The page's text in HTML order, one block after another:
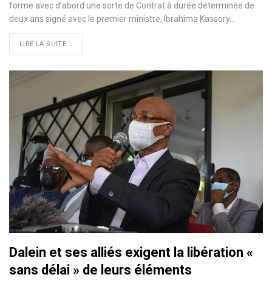
forme avec d’abord une sorte de Contrat à durée déterminée de
deux ans signé avec le premier ministre, Ibrahima Kassory…
LIRE LA SUITE...
Dalein et ses alliés exigent la libération «
sans délai » de leurs éléments